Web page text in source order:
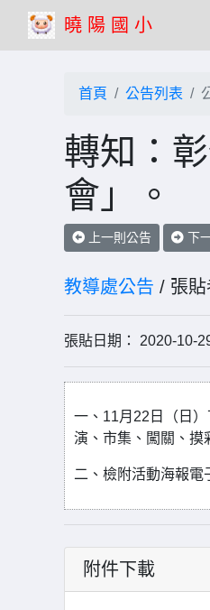
曉 陽 國 小
首頁 公告列表
轉知：
會」。
上一則公告 下
教導處公告 / 張貼
張貼日期： 2020-10-
一、11月22日（日
演、市集、闖關、摸
二、檢附活動海報電
附件下載